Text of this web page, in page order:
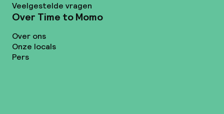
Veelgestelde vragen
Over Time to Momo
Over ons
Onze locals
Pers